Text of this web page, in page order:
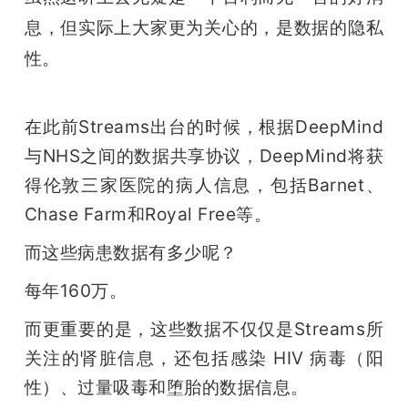
息，但实际上大家更为关心的，是数据的隐私
性。
在此前Streams出台的时候，根据DeepMind
与NHS之间的数据共享协议，DeepMind将获
得伦敦三家医院的病人信息，包括Barnet、
Chase Farm和Royal Free等。
而这些病患数据有多少呢？
每年160万。
而更重要的是，这些数据不仅仅是Streams所
关注的肾脏信息，还包括感染 HIV 病毒（阳
性）、过量吸毒和堕胎的数据信息。